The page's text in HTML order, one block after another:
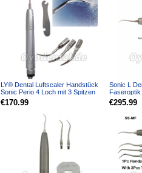
LY® Dental Luftscaler Handstück
Sonic Perio 4 Loch mit 3 Spitzen
€170.99
Sonic L
Loch
€295.99